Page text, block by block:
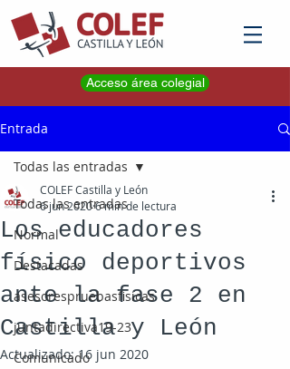
Acceso área colegial
Entrada
Todas las entradas
Normal
Destacadas
asesorespruebasfisicas
juntadirectiva19-23
Comunicado
Todas las entradas
Los educadores
físico deportivos
ante la fase 2 en
Castilla y León
COLEF Castilla y León
6 jun 20206 min de lectura
Actualizado:16 jun 2020